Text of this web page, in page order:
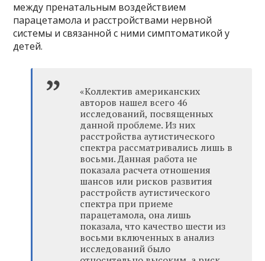
между пренатальным воздействием
парацетамола и расстройствами нервной
системы и связанной с ними симптоматикой у
детей.
«Коллектив американских
авторов нашел всего 46
исследований, посвященных
данной проблеме. Из них
расстройства аутистического
спектра рассматривались лишь в
восьми. Данная работа не
показала расчета отношения
шансов или рисков развития
расстройств аутистического
спектра при приеме
парацетамола, она лишь
показала, что качество шести из
восьми включенных в анализ
исследований было